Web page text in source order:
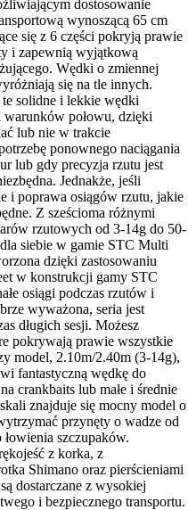
dostosowanie
wynoszącą 65 cm
się z 6 części pokryją prawie
i zapewnią wyjątkową
Wędki o zmiennej
się na tle innych.
te solidne i lekkie wędki
warunków połowu, dzięki
lub nie w trakcie
ponownego naciągania
lub gdy precyzja rzutu jest
Jednakże, jeśli
i poprawa osiągów rzutu, jakie
Z sześcioma różnymi
rzutowych od 3-14g do 50-
siebie w gamie STC Multi
dzięki zastosowaniu
w konstrukcji gamy STC
osiągi podczas rzutów i
wyważona, seria jest
długich sesji. Możesz
pokrywają prawie wszystkie
model, 2.10m/2.40m (3-14g),
fantastyczną wędkę do
crankbaits lub małe i średnie
znajduje się mocny model o
przynęty o wadze od
szczupaków.
z korka, z
Shimano oraz pierścieniami
dostarczane z wysokiej
i bezpiecznego transportu.